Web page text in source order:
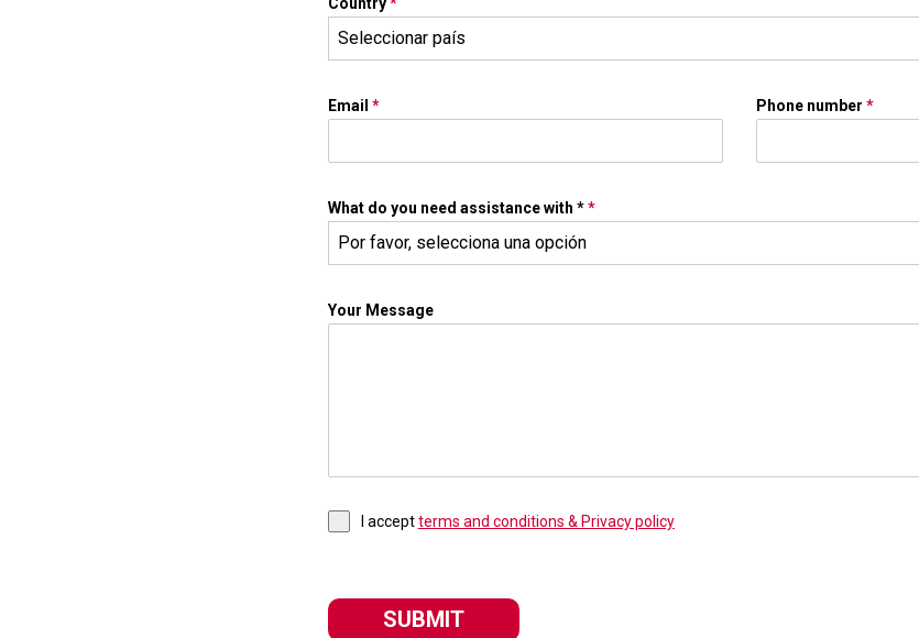
Seleccionar país
Email * Phone number *
What do you need assistance with **
Por favor, selecciona una opción
Your Message
I acceptterms and conditions & Privacy policy
SUBMIT